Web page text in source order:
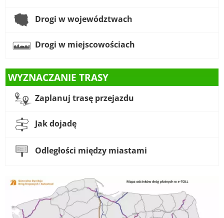
Drogi w województwach
Drogi w miejscowościach
WYZNACZANIE TRASY
Zaplanuj trasę przejazdu
Jak dojadę
Odległości między miastami